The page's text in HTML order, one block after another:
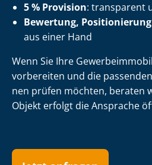
5 % Provision: transparent
Bewertung,
aus einer Hand
Wenn Sie Ihre
vorbereiten und die
nen prüfen möchten, beraten
Objekt erfolgt die Ansprache